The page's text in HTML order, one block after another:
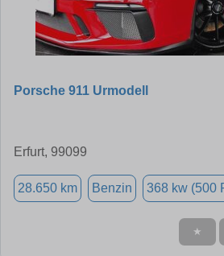
Porsche 911 Urmodell
Erfurt, 99099
28.650 km Benzin 368 kw (500
★